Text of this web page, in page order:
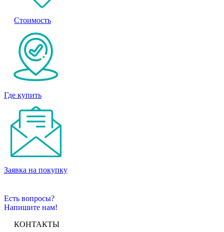
Стоимость
Где купить
Заявка на покупку
Есть вопросы?
Напишите нам!
КОНТАКТЫ